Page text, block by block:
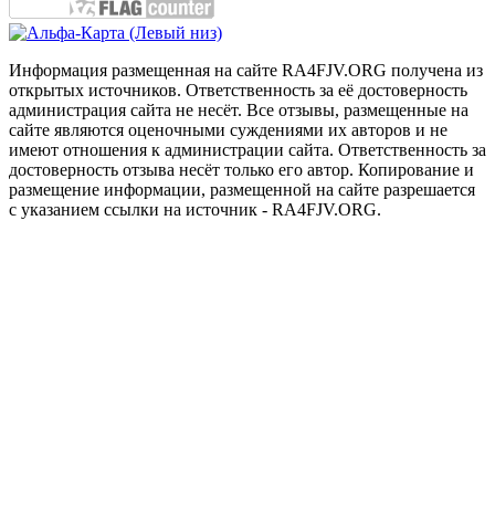
Информация размещенная на сайте RA4FJV.ORG получена из
открытых источников. Ответственность за её достоверность
администрация сайта не несёт. Все отзывы, размещенные на
сайте являются оценочными суждениями их авторов и не
имеют отношения к администрации сайта. Ответственность за
достоверность отзыва несёт только его автор. Копирование и
размещение информации, размещенной на сайте разрешается
с указанием ссылки на источник - RA4FJV.ORG.